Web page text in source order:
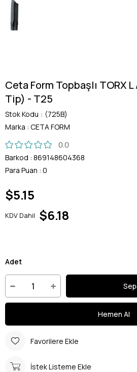
Ceta Form Topbaşlı TORX
Tip) - T25
Stok Kodu
(725B)
Marka : CETA FORM
0.0
Barkod : 869148604368
Para Puan : 0
$5.15
KDV Dahil $6.18
Adet
Favorilere Ekle
İstek Listeme Ekle